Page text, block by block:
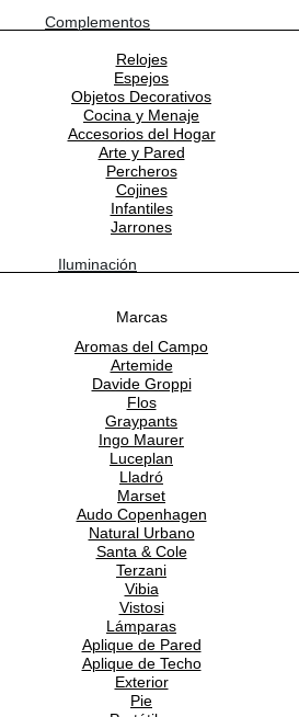
Complementos
Relojes
Espejos
Objetos Decorativos
Cocina y Menaje
Accesorios del Hogar
Arte y Pared
Percheros
Cojines
Infantiles
Jarrones
Iluminación
Marcas
Aromas del Campo
Artemide
Davide Groppi
Flos
Graypants
Ingo Maurer
Luceplan
Lladró
Marset
Audo Copenhagen
Natural Urbano
Santa & Cole
Terzani
Vibia
Vistosi
Lámparas
Aplique de Pared
Aplique de Techo
Exterior
Pie
2 años
España
De 4 a 6 semanas
BARCELONA
BARCELONA
Azul